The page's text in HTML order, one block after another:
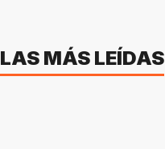
LAS MÁS LEÍDAS